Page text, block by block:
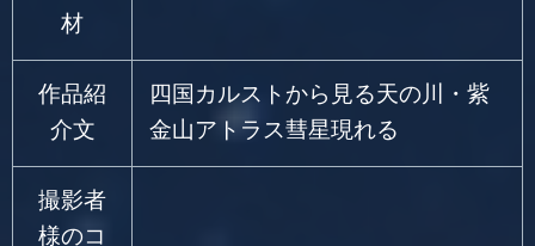
材
作品紹
介文
四国カルストから見る天の川・紫
金山アトラス彗星現れる
撮影者
様のコ